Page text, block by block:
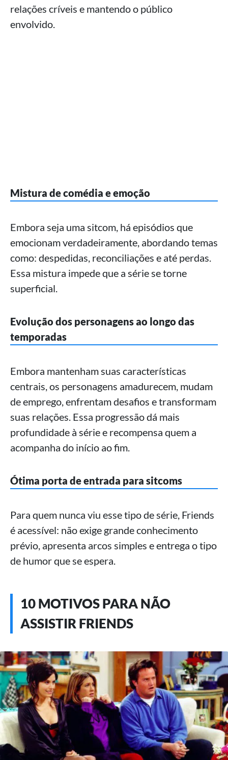
relações críveis e mantendo o público
envolvido.
Mistura de comédia e emoção
Embora seja uma sitcom, há episódios que
emocionam verdadeiramente, abordando temas
como: despedidas, reconciliações e até perdas.
Essa mistura impede que a série se torne
superficial.
Evolução dos personagens ao longo das
temporadas
Embora mantenham suas características
centrais, os personagens amadurecem, mudam
de emprego, enfrentam desafios e transformam
suas relações. Essa progressão dá mais
profundidade à série e recompensa quem a
acompanha do início ao fim.
Ótima porta de entrada para sitcoms
Para quem nunca viu esse tipo de série, Friends
é acessível: não exige grande conhecimento
prévio, apresenta arcos simples e entrega o tipo
de humor que se espera.
10 MOTIVOS PARA NÃO
ASSISTIR FRIENDS